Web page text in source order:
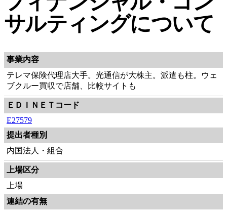
サルティングについて
事業内容
テレマ保険代理店大手。光通信が大株主。派遣も柱。ウェ
ブクルー買収で店舗、比較サイトも
ＥＤＩＮＥＴコード
E27579
提出者種別
内国法人・組合
上場区分
上場
連結の有無